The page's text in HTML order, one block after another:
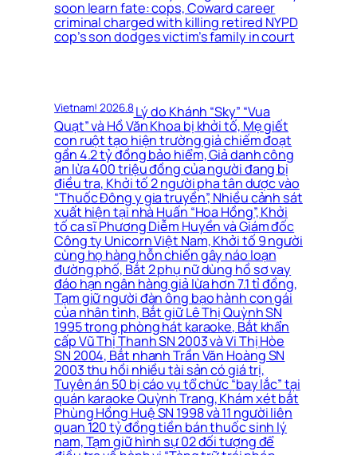
soon learn fate: cops, Coward career
criminal charged with killing retired NYPD
cop’s son dodges victim’s family in court
Vietnam! 2026.8Lý do Khánh “Sky” “Vua
Quạt” và Hồ Văn Khoa bị khởi tố, Mẹ giết
con ruột tạo hiện trường giả chiếm đoạt
gần 4.2 tỷ đồng bảo hiểm, Giả danh công
an lừa 400 triệu đồng của người đang bị
điều tra, Khởi tố 2 người pha tân dược vào
“Thuốc Đông y gia truyền”, Nhiều cảnh sát
xuất hiện tại nhà Huấn “Hoa Hồng”, Khởi
tố ca sĩ Phương Diễm Huyền và Giám đốc
Công ty Unicorn Việt Nam, Khởi tố 9 người
cùng họ hàng hỗn chiến gây náo loạn
đường phố, Bắt 2 phụ nữ dùng hồ sơ vay
đáo hạn ngân hàng giả lừa hơn 7.1 tỉ đồng,
Tạm giữ người đàn ông bạo hành con gái
của nhân tình, Bắt giữ Lê Thị Quỳnh SN
1995 trong phòng hát karaoke, Bắt khẩn
cấp Vũ Thị Thanh SN 2003 và Vi Thị Hòe
SN 2004, Bắt nhanh Trần Văn Hoàng SN
2003 thu hồi nhiều tài sản có giá trị,
Tuyên án 50 bị cáo vụ tổ chức “bay lắc” tại
quán karaoke Quỳnh Trang, Khám xét bắt
Phùng Hồng Huệ SN 1998 và 11 người liên
quan 120 tỷ đồng tiền bán thuốc sinh lý
nam, Tạm giữ hình sự 02 đối tượng để